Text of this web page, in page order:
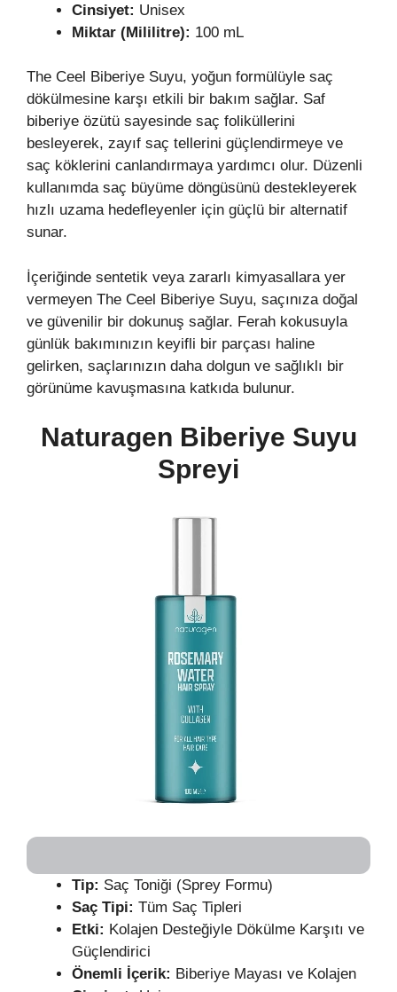
Cinsiyet: Unisex
Miktar (Mililitre): 100 mL
The Ceel Biberiye Suyu, yoğun formülüyle saç
dökülmesine karşı etkili bir bakım sağlar. Saf
biberiye özütü sayesinde saç foliküllerini
besleyerek, zayıf saç tellerini güçlendirmeye ve
saç köklerini canlandırmaya yardımcı olur. Düzenli
kullanımda saç büyüme döngüsünü destekleyerek
hızlı uzama hedefleyenler için güçlü bir alternatif
sunar.
İçeriğinde sentetik veya zararlı kimyasallara yer
vermeyen The Ceel Biberiye Suyu, saçınıza doğal
ve güvenilir bir dokunuş sağlar. Ferah kokusuyla
günlük bakımınızın keyifli bir parçası haline
gelirken, saçlarınızın daha dolgun ve sağlıklı bir
görünüme kavuşmasına katkıda bulunur.
Naturagen Biberiye Suyu
Spreyi
Tip: Saç Toniği (Sprey Formu)
Saç Tipi: Tüm Saç Tipleri
Etki: Kolajen Desteğiyle Dökülme Karşıtı ve
Güçlendirici
Önemli İçerik: Biberiye Mayası ve Kolajen